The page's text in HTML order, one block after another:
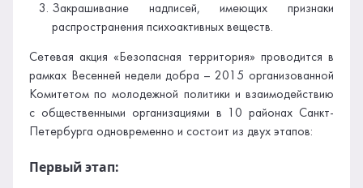
Закрашивание надписей, имеющих признаки
распространения психоактивных веществ.
Сетевая акция «Безопасная территория» проводится в
рамках Весенней недели добра – 2015 организованной
Комитетом по молодежной политики и взаимодействию
с общественными организациями в 10 районах Санкт-
Петербурга одновременно и состоит из двух этапов:
Первый этап: